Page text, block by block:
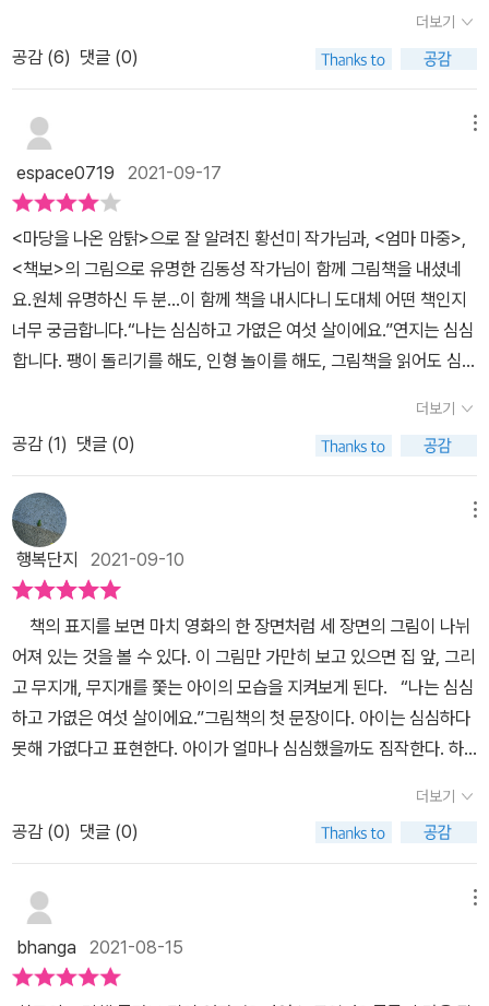
언니 말처럼 요정이 있을 지, 마법에 걸린 왕자가 있을 지 모를 일이
다. 아이는 무지개를 놓친 대신 해를 어깨에 걸고 서 있는 '지오'를 만
나 친구가 된다. 동물도, 인형도 소꿉놀이의 친구가 된다. 지오랑 풀을
가지고 놀기도 하고. 나무를 빙 두르며 가짜 결혼식도 올린다. 지오가
잡은 물고기를 소꿉놀이 도마에 올리고 장난감 칼을 가져다 대니 물
고기가 파르르 떤다. 그 느낌에 놀란 나처럼, 나의 행동에 놀란 지오.
둘은 그렇게 헤어진다. 여섯 살 내가 열두 살 언니 나이가 되었을 때,
그 장소에 가서야 물고기에게 미안하다는 말을 하게 된다. 그리고 생
각한다. 그때, 그 지오는 어디에 있는 걸까?열두 살보다 더 자란 언니
는 지오 이야기, 물고기 이야기는 꾸며낸 이야기일 거라고 하지만, 동
물들도 친구가 되어 함께 놀았다고 해서 그 판타지의 세계를 어찌 거
짓이라고만 할 수 있을까! 아이들 데리고 계곡 가서 소꿉놀이 했던 것
도 떠오르고, 더 오래 전, 내가 뻥학년일 때 하던 소꿉놀이도 떠오른
다. 그림이 참 예쁘다.
더보기
공감 (6) 댓글 (0)
espace0719 2021-09-17
<마당을 나온 암탉>으로 잘 알려진 황선미 작가님과, <엄마 마중>,
<책보>의 그림으로 유명한 김동성 작가님이 함께 그림책을 내셨네
요.원체 유명하신 두 분…이 함께 책을 내시다니 도대체 어떤 책인지
너무 궁금합니다.“나는 심심하고 가엾은 여섯 살이에요.”연지는 심심
합니다. 팽이 돌리기를 해도, 인형 놀이를 해도, 그림책을 읽어도 심심
동네 밖으로 한 번도 나가 본 적이 없습니다. 어른들을 다 믿으면 안
된다고, 풀 속에는 요정이 살고 가시덤불은 마법에 걸린 왕자일지도
모른다는 언니의 말을 떠올리며 연지는 무지개를 찾아 나섭니다. 무
지개를 찾지는 못했지만 연지는 지오를 만납니다. 함께 살구도 줍고,
옛날 이야기도 하고, 감기에 걸린 새끼 쥐와 인형 친구에게 솔잎 주사
도 놓습니다. 무지개가 선명하게 뜨던 날, 둘은 토끼풀 꽃 엮어 손목에
차고, 원추리 귀에 꽃고 , 팔짱을 끼고 결혼식을 올려요. “내가 고래를
잡아 왔어!”지오는 물고기를 잡아오고 연지는 요리를 해요. 칼을 물고
기 등에 대고 힘을 주어 미는 순간으드득!물고기가 파르르 떱니다. 연
지의 손바닥에 남은 물고기의 떨림과 끈적임…연지는 뒷 걸음질 쳤고,
지오는 멍하니 연지를 쳐다 보기만 해요.이제 열두 살이 된 연지“미안
해, 물고기야…..”언니는 연지가 꾸며 낸 이야기라며 콧방귀를 뀝니다.
어린애들은 꿈이 진짜인 줄 착각한다고.그렇다면..지오는 어디 있을
까요?“와~, 나두 이렇게 놀던 시절이 있었는데…”열두 살 딸아이가
보, 아침 밥 드세요~”ㅎㅎ오십 지천명 엄마도..소꿉놀이 하던 시절이
있었답니다.소꿉놀이..누구나가…특히 여자 아이라면 꼭 거쳐 가는 유
년시절의 유희우리는 언제부터 소꿉놀이를 더 이상 하지 않게 된 걸
더보기
공감 (1) 댓글 (0)
행복단지 2021-09-10
어져 있는 것을 볼 수 있다. 이 그림만 가만히 보고 있으면 집 앞, 그리
고 무지개, 무지개를 쫓는 아이의 모습을 지켜보게 된다. “나는 심심
하고 가엾은 여섯 살이에요.”그림책의 첫 문장이다. 아이는 심심하다
못해 가엾다고 표현한다. 아이가 얼마나 심심했을까도 짐작한다. 하
자신이 혼자이기에 아주 가엾다고 생각할 뿐이다.주인공 연지는 여름
날, 가족은 저마다 바쁘게 움직이지만 마냥 심심하기만 하다. 그러다
연지는 창 밖에 뜬 무지개를 보게 된다. 지금부터가 특별한 부분이다.
연지는 여섯 살의 일상에서 벗어난다. 그리고 다른 길을 쫓아간다. 이
때 연지는 언니가 했던 말을 떠올려본다. 풀 속에는 요정이 살고 있을
수도 있다는 말이다. 그래서인지 연지는 동네를 벗어나 들판과 숲 곳
곳을 다닌다. 이 무지개를 쫓던 아이는 지오라는 친구를 만나게 된다.
더보기
공감 (0) 댓글 (0)
bhanga 2021-08-15